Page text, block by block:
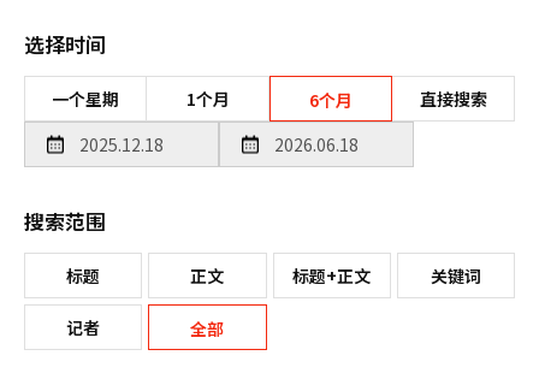
选择时间
一个星期 1个月 6个月 直接搜索
搜索范围
标题 正文 标题+正文 关键词
记者 全部